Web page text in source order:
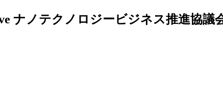
ナノテクノロジービジネス推進協議